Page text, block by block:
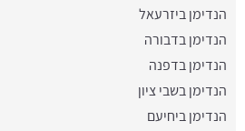
הנדימן ביזרעאל
הנדימן בדבורה
הנדימן בדפנה
הנדימן בשבי ציון
הנדימן ביחיעם